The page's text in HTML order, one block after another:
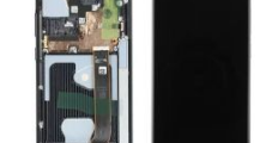
DE
DESEJOS